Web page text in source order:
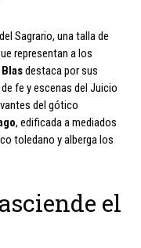
Sagrario, una talla de
representan a los
destaca por sus
fe y escenas del Juicio
del gótico
, edificada a mediados
toledano y alberga los
el